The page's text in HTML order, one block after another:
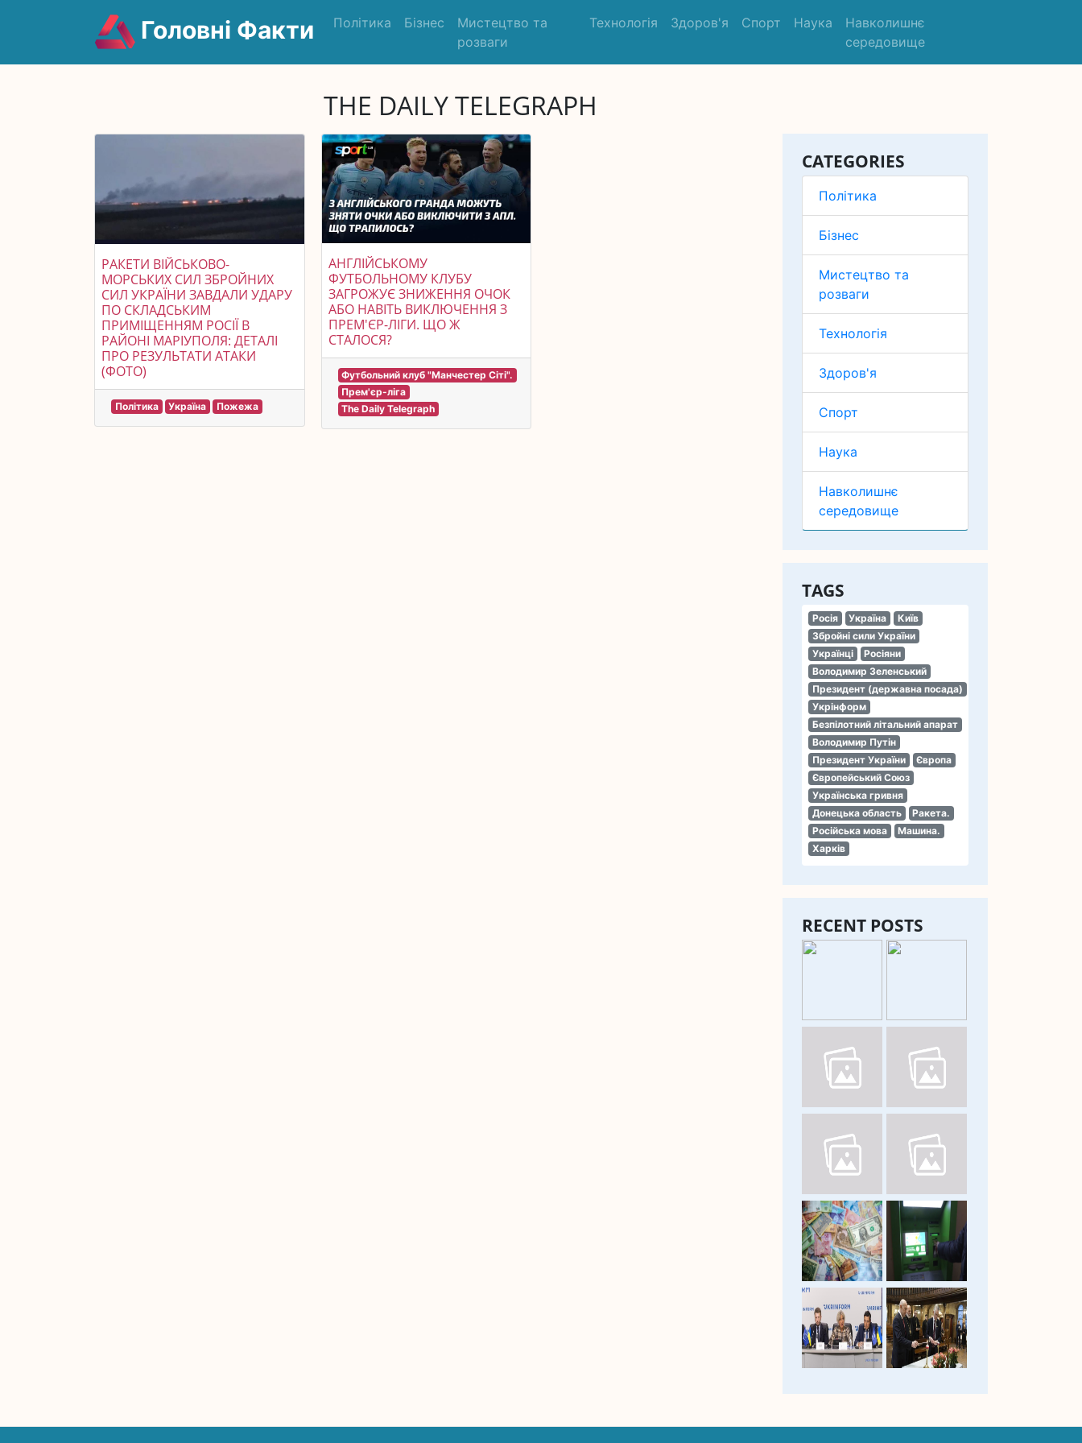
Головні Факти Політика Бізнес
Мистецтво та
розваги
Технологія Здоров'я Спорт Наука
Навколишнє
середовище
THE DAILY TELEGRAPH
CATEGORIES
Політика
Бізнес
Мистецтво та
розваги
Технологія
Здоров'я
Спорт
Наука
Навколишнє
середовище
TAGS
Росія Україна
Київ
Збройні сили України
Українці
Росіяни
Володимир Зеленський
Президент (державна посада)
Укрінформ
Безпілотний літальний апарат
Володимир Путін
Президент України
Європа
Європейський Союз
Українська гривня
Донецька область
Ракета.
Російська мова
Машина.
Харків
RECENT POSTS
РАКЕТИ ВІЙСЬКОВО-
МОРСЬКИХ СИЛ ЗБРОЙНИХ
СИЛ УКРАЇНИ ЗАВДАЛИ УДАРУ
ПО СКЛАДСЬКИМ
ПРИМІЩЕННЯМ РОСІЇ В
РАЙОНІ МАРІУПОЛЯ: ДЕТАЛІ
ПРО РЕЗУЛЬТАТИ АТАКИ
(ФОТО)
Політика Україна Пожежа
АНГЛІЙСЬКОМУ
ФУТБОЛЬНОМУ КЛУБУ
ЗАГРОЖУЄ ЗНИЖЕННЯ ОЧОК
АБО НАВІТЬ ВИКЛЮЧЕННЯ З
ПРЕМ'ЄР-ЛІГИ. ЩО Ж
СТАЛОСЯ?
Футбольний клуб "Манчестер Сіті".
Прем'єр-ліга
The Daily Telegraph